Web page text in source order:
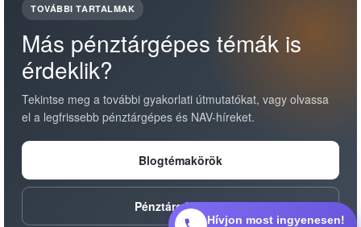
TOVÁBBI TARTALMAK
Más pénztárgépes témák is
érdeklik?
Tekintse meg a további gyakorlati útmutatókat, vagy olvassa
el a legfrissebb pénztárgépes és NAV-híreket.
Blogtémakörök
Pénztárgép hírek
Hívjon most ingyenesen!